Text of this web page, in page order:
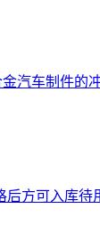
汽车制件的
方可入库